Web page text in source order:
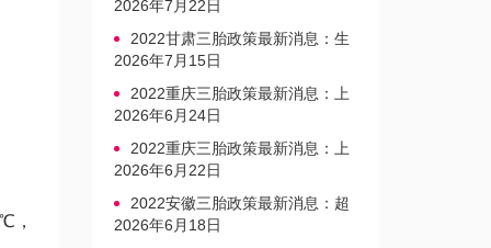
，
育奖励发放迎新标准
2026年7月22日
2022甘肃三胎政策最新消息：生
育产假不享受带薪福利
2026年7月15日
2022重庆三胎政策最新消息：上
户口、办准生证指南
2026年6月24日
2022重庆三胎政策最新消息：上
户口、办准生证指南
2026年6月22日
2022安徽三胎政策最新消息：超
生家庭罚款标准更新
2026年6月18日